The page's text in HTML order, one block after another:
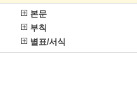
본문
부칙
별표/서식